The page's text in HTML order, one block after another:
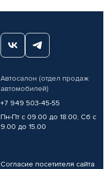
Автосалон (отдел продаж
автомобилей)
+7 949 503-45-55
Пн-Пт с 09.00 до 18.00, Сб с
9.00 до 15.00
Согласие посетителя сайта